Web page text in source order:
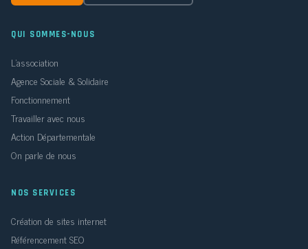
QUI SOMMES-NOUS
L'association
Agence Sociale & Solidaire
Fonctionnement
Travailler avec nous
Action Départementale
On parle de nous
NOS SERVICES
Création de sites internet
Référencement SEO